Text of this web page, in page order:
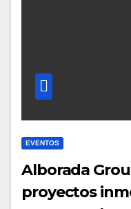
EVENTOS
Alborada
proyectos